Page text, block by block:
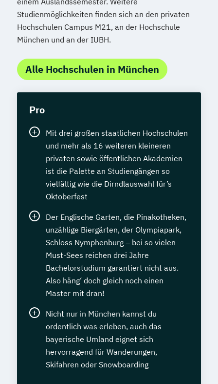
Studienmöglichkeiten finden sich an den privaten
Hochschulen Campus M21, an der Hochschule
München und an der IUBH.
Alle Hochschulen in München
Pro
Mit drei großen staatlichen Hochschulen
und mehr als 16 weiteren kleineren
privaten sowie öffentlichen Akademien
ist die Palette an Studiengängen so
vielfältig wie die Dirndlauswahl für’s
Oktoberfest
Der Englische Garten, die Pinakotheken,
unzählige Biergärten, der Olympiapark,
Schloss Nymphenburg – bei so vielen
Must-Sees reichen drei Jahre
Bachelorstudium garantiert nicht aus.
Also häng‘ doch gleich noch einen
Master mit dran!
Nicht nur in München kannst du
ordentlich was erleben, auch das
bayerische Umland eignet sich
hervorragend für Wanderungen,
Skifahren oder Snowboarding